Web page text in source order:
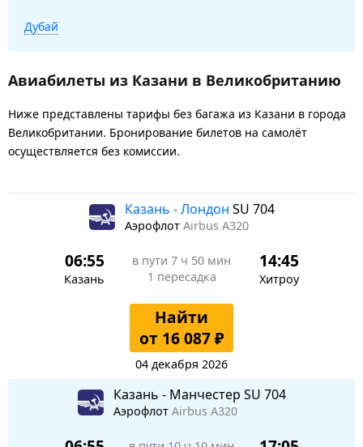
Дубай
Авиабилеты из Казани в Великобританию
Ниже представлены тарифы без багажа из Казани в города
Великобритании. Бронирование билетов на самолёт
осуществляется без комиссии.
Казань - Лондон SU 704
Аэрофлот Airbus A320
06:55
Казань
в пути 7 ч 50 мин
1 пересадка
14:45
Хитроу
Найти
от 16 087 ₽
04 декабря 2026
Казань - Манчестер SU 704
Аэрофлот Airbus A320